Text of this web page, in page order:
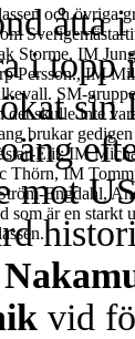
och övriga
Storme, IM
Persson., IM
SM-
det skulle inte
brukar
Elit: IM
Thörn, IM
Engdahl,
som är en starkt
åtta i
i topp
mot
vid